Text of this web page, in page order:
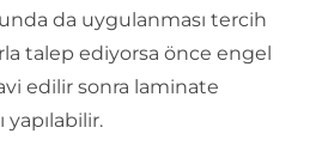
da uygulanması tercih
talep ediyorsa önce engel
edilir sonra laminate